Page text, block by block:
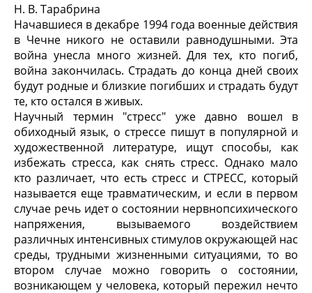
Н. В. Тарабрина
Начавшиеся в декабре 1994 года военные действия
в Чечне никого не оставили равнодушными. Эта
война унесла много жизней. Для тех, кто погиб,
война закончилась. Страдать до конца дней своих
будут родные и близкие погибших и страдать будут
те, кто остался в живых.
Научный термин "стресс" уже давно вошел в
обиходный язык, о стрессе пишут в популярной и
художественной литературе, ищут способы, как
избежать стресса, как снять стресс. Однако мало
кто различает, что есть стресс и СТРЕСС, который
называется еще травматическим, и если в первом
случае речь идет о состоянии нервнопсихического
напряжения, вызываемого воздействием
различных интенсивных стимулов окружающей нас
среды, трудными жизненными ситуациями, то во
втором случае можно говорить о состоянии,
возникающем у человека, который пережил нечто